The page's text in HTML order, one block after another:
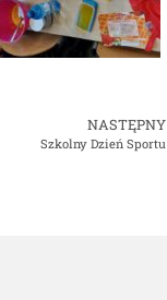
NASTĘPNY
Szkolny Dzień Sportu